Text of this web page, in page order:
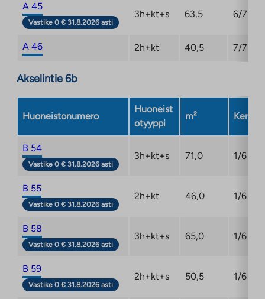
A 45
Vastike 0 € 31.8.2026 asti
3h+kt+s 63,5 6/7
A 46 2h+kt 40,5 7/7
Akselintie 6b
Huoneistonumero
Huoneist
otyyppi
m² Kerros
B 54
Vastike 0 € 31.8.2026 asti
3h+kt+s 71,0 1/6
B 55
Vastike 0 € 31.8.2026 asti
2h+kt 46,0 1/6
B 58
Vastike 0 € 31.8.2026 asti
3h+kt+s 65,0 1/6
B 59
Vastike 0 € 31.8.2026 asti
2h+kt+s 50,5 1/6